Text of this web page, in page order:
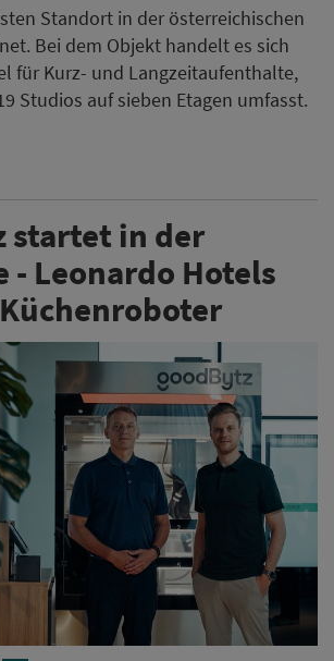
Standort in der österreichischen
Bei dem Objekt handelt es sich
für Kurz- und Langzeitaufenthalte,
Studios auf sieben Etagen umfasst.
startet in der
- Leonardo Hotels